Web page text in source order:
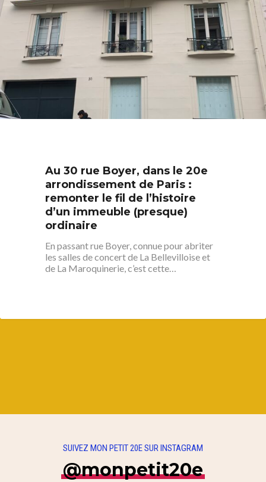
Au 30 rue Boyer, dans le 20e
arrondissement de Paris :
remonter le fil de l’histoire
d’un immeuble (presque)
ordinaire
En passant rue Boyer, connue pour abriter
les salles de concert de La Bellevilloise et
de La Maroquinerie, c’est cette…
SUIVEZ MON PETIT 20E SUR INSTAGRAM
@monpetit20e